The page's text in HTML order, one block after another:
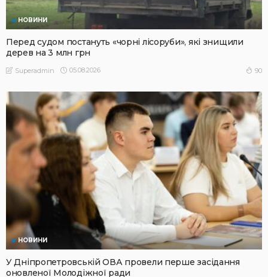
НОВИНИ
Перед судом постануть «чорні лісоруби», які знищили
дерев на 3 млн грн
Superadmin 05.08.2026 90
НОВИНИ
У Дніпропетровській ОВА провели перше засідання
оновленої Молодіжної ради